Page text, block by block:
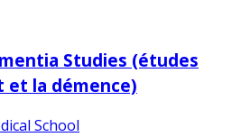
Studies (études
et la démence)
School